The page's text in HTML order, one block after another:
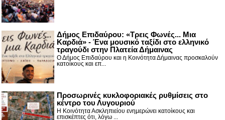
Δήμος Επιδαύρου: «Τρεις Φωνές... Μια
Καρδιά» - Ένα μουσικό ταξίδι στο ελληνικό
τραγούδι στην Πλατεία Δήμαινας
Ο Δήμος Επιδαύρου και η Κοινότητα Δήμαινας προσκαλούν
κατοίκους και επ...
Προσωρινές κυκλοφοριακές ρυθμίσεις στο
κέντρο του Λυγουριού
Η Κοινότητα Ασκληπιείου ενημερώνει κατοίκους και
επισκέπτες ότι, λόγω ...